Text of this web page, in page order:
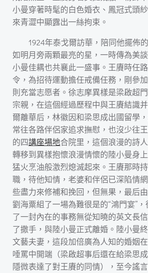
小曼穿著時髦的白色婚衣、鳳冠式頭
來青澀中顯露出一絲拘束。
1924年泰戈爾訪華，陪同他擺佈
如明月旁兩顆最亮的星，一時傳為美
小曼佳耦也共襄此一盛事。王賡時任
令，為招待運動擔任戒備任務，剛參
則充當志愿者。徐志摩異樣是梁啟超
宗親，在這個經過歷程中與王賡結識
爾離華后，林徽因和梁思成出國留學
常往各路伴侶家追求撫慰，也沒少往
的四講座場地合院里，這個浪漫的詩
轉移到異樣抱懷浪漫情懷的陸小曼身
猛火烹油般激烈熄滅起來。王賡那時
職，待他知情，老婆和伴侶已深陷情
些盡力來修補和挽回，但無果，最后
劉海粟組了一場為難很是的“鴻門宴”
了一封內在的事務無從知曉的英文長
了撒手，與陸小曼正式離婚。陸小曼
文藝夫妻，這段加倍廣為人知的婚姻
唾罵中開端（梁啟超事后還在給梁思
隱微表達了對王賡的同情），至今謠